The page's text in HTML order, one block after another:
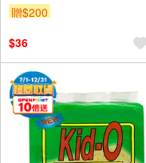
贈$200
$36